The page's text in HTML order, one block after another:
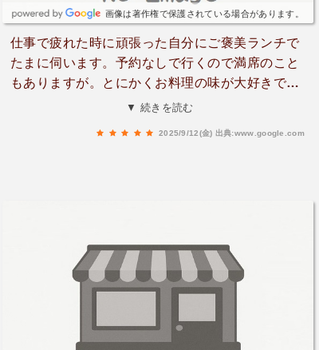
画像は著作権で保護されている場合があります。
仕事で疲れた時に頑張った自分にご褒美ランチで
たまに伺います。予約なしで行くので満席のこと
もありますが。とにかくお料理の味が大好きで
す。ほぼ1人で行くことが多いですが、お店の雰
▼ 続きを読む
2025/9/12(金) 出典:www.google.com